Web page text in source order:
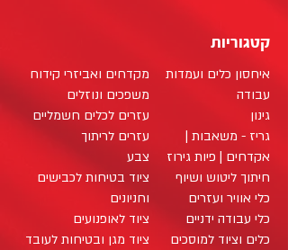
קטגוריות
מקדחים ואביזרי קידוח
משפכים ונוזלים
עזרים לכלים חשמליים
עזרים לריתוך
צבע
ציוד בטיחות לכבישים
וחניונים
ציוד לאופנועים
ציוד מגן ובטיחות לעובד
איחסון כלים ועמדות
עבודה
גינון
גריז - משאבות |
אקדחים | פיות גירוז
חיתוך ליטוש ושיוף
כלי אוויר ועזרים
כלי עבודה ידניים
כלים וציוד למוסכים